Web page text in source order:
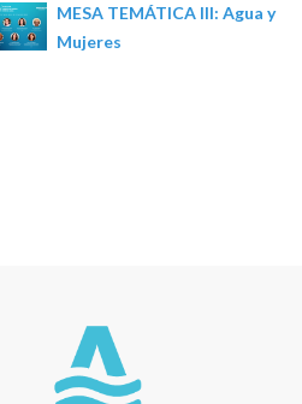
MESA TEMÁTICA III: Agua y
Mujeres